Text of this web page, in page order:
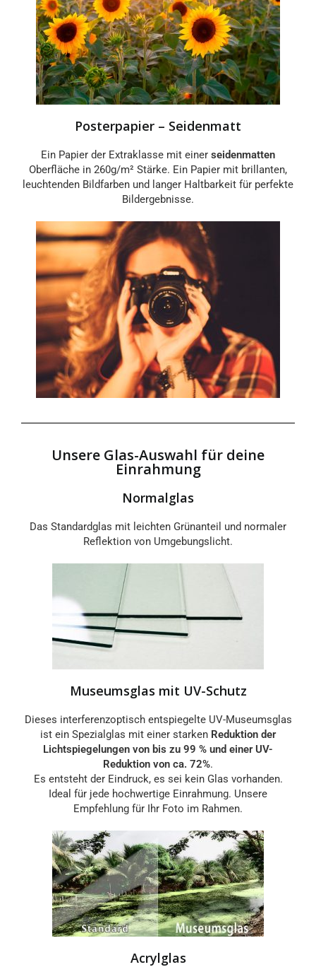
Posterpapier – Seidenmatt
Ein Papier der Extraklasse mit einer seidenmatten
Oberfläche in 260g/m² Stärke. Ein Papier mit brillanten,
leuchtenden Bildfarben und langer Haltbarkeit für perfekte
Bildergebnisse.
Unsere Glas-Auswahl für deine
Einrahmung
Normalglas
Das Standardglas mit leichten Grünanteil und normaler
Reflektion von Umgebungslicht.
Museumsglas mit UV-Schutz
Dieses interferenzoptisch entspiegelte UV-Museumsglas
ist ein Spezialglas mit einer starken Reduktion der
Lichtspiegelungen von bis zu 99 % und einer UV-
Reduktion von ca. 72%.
Es entsteht der Eindruck, es sei kein Glas vorhanden.
Ideal für jede hochwertige Einrahmung. Unsere
Empfehlung für Ihr Foto im Rahmen.
Acrylglas